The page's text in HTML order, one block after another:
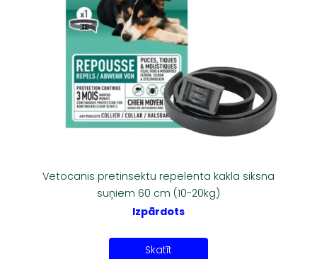
Vetocanis pretinsektu repelenta kakla siksna
suņiem 60 cm (10-20kg)
Izpārdots
Skatīt